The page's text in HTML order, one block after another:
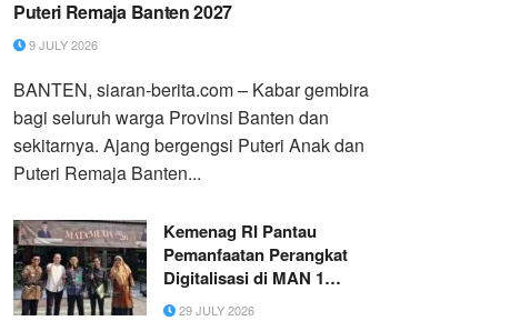
Puteri Remaja Banten 2027
9 JULY 2026
BANTEN, siaran-berita.com – Kabar gembira
bagi seluruh warga Provinsi Banten dan
sekitarnya. Ajang bergengsi Puteri Anak dan
Puteri Remaja Banten...
Kemenag RI Pantau
Pemanfaatan Perangkat
Digitalisasi di MAN 1
Yogyakarta
29 JULY 2026